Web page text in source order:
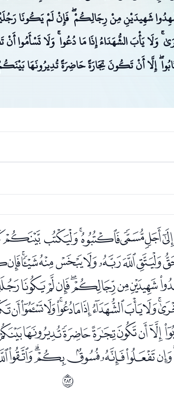
شَهِيدَيْنِ مِنْ رِجَالِكُمْ ۖ فَإِنْ لَمْ يَكُونَا
وَلَا يَأْبَ الشُّهَدَاءُ إِذَا مَا دُعُوا ۚ وَلَا تَسْأَمُوا
إِلَّا أَنْ تَكُونَ تِجَارَةً حَاضِرَةً
ﴙ